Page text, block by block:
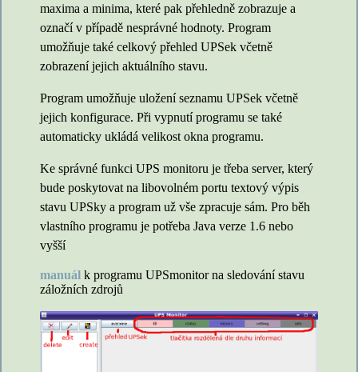
maxima a minima, které pak přehledně zobrazuje a
označí v případě nesprávné hodnoty. Program
umožňuje také celkový přehled UPSek včetně
zobrazení jejich aktuálního stavu.
Program umožňuje uložení seznamu UPSek včetně
jejich konfigurace. Při vypnutí programu se také
automaticky ukládá velikost okna programu.
Ke správné funkci UPS monitoru je třeba server, který
bude poskytovat na libovolném portu textový výpis
stavu UPSky a program už vše zpracuje sám. Pro běh
vlastního programu je potřeba Java verze 1.6 nebo
vyšší
manuál k programu UPSmonitor na sledování stavu
záložních zdrojů